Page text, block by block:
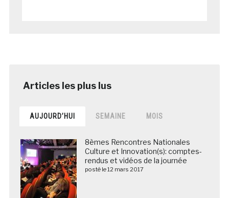
AUJOURD’HUI SEMAINE MOIS
8èmes Rencontres Nationales
Culture et Innovation(s): comptes-
rendus et vidéos de la journée
posté le 12 mars 2017